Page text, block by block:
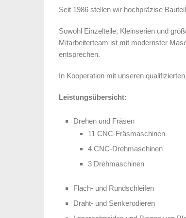
Seit 1986 stellen wir hochpräzise
Sowohl Einzelteile, Kleinserien und
Mitarbeiterteam ist mit modernster
entsprechen.
In Kooperation mit unseren
Leistungsübersicht:
Drehen und Fräsen
11 CNC-Fräsmaschinen
4 CNC-Drehmaschinen
3 Drehmaschinen
Flach- und Rundschleifen
Draht- und Senkerodieren